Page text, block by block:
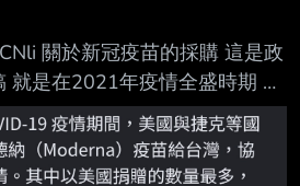
關於新冠疫苗的採購 這是政
就是在2021年疫情全盛時期 政
先政府未雨綢繆 在2021年2月8
制得非常好 完全沒有擴散的時
了505萬劑莫德納疫苗 然後在